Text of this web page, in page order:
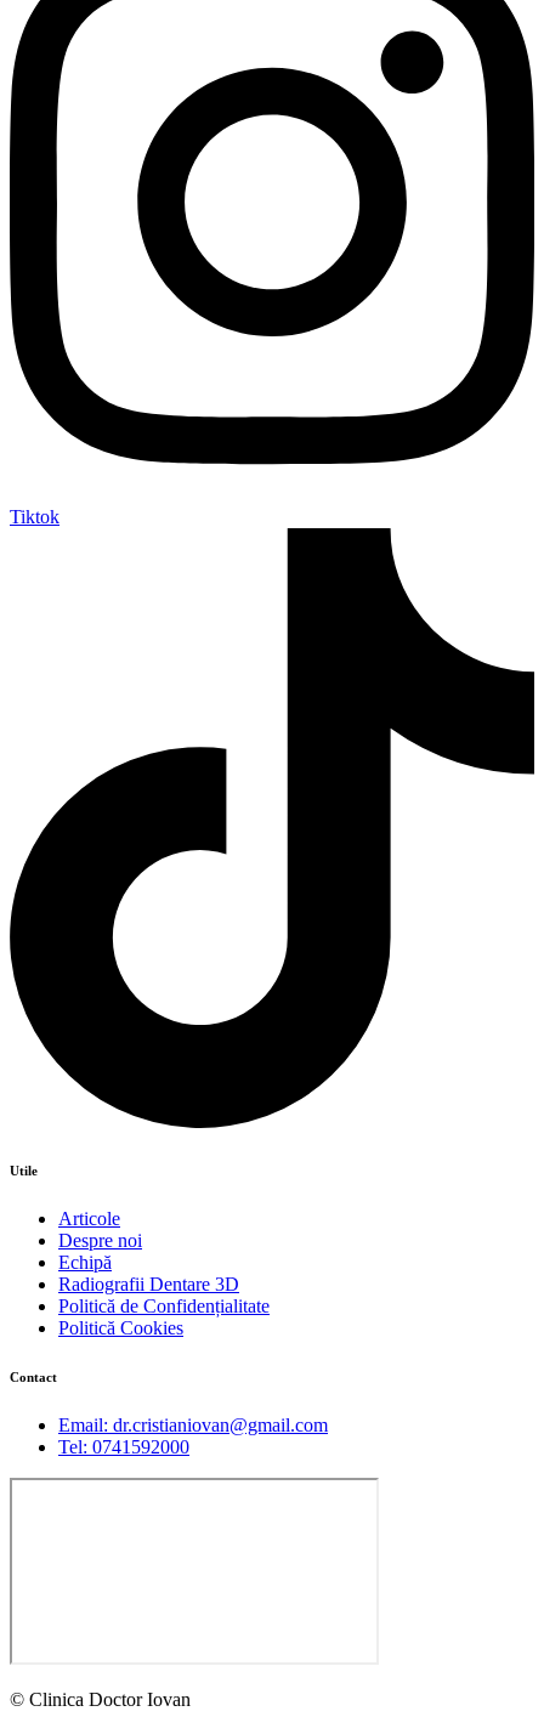
Tiktok
Utile
Articole
Despre noi
Echipă
Radiografii Dentare 3D
Politică de Confidențialitate
Politică Cookies
Contact
Email: dr.cristianiovan@gmail.com
Tel: 0741592000
© Clinica Doctor Iovan